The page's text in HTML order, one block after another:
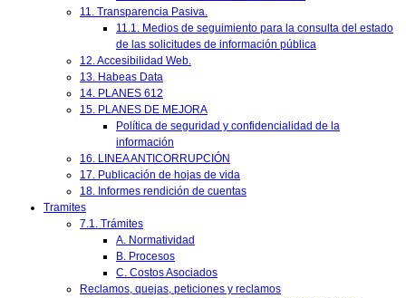
11. Transparencia Pasiva.
11.1. Medios de seguimiento para la consulta del estado
de las solicitudes de información pública
12. Accesibilidad Web.
13. Habeas Data
14. PLANES 612
15. PLANES DE MEJORA
Política de seguridad y confidencialidad de la
información
16. LINEA ANTICORRUPCIÓN
17. Publicación de hojas de vida
18. Informes rendición de cuentas
Tramites
7.1. Trámites
A. Normatividad
B. Procesos
C. Costos Asociados
Reclamos, quejas, peticiones y reclamos